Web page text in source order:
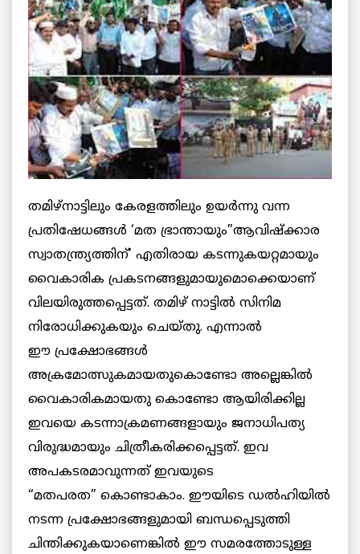
തമിഴ്നാട്ടിലും കേരളത്തിലും ഉയര്‍ന്നു വന്ന
പ്രതിഷേധങ്ങള്‍ ‘മത ഭ്രാന്തായും”ആവിഷ്ക്കാര
സ്വാതന്ത്ര്യത്തിന്’ എതിരായ കടന്നുകയറ്റമായും
വൈകാരിക പ്രകടനങ്ങളുമായുമൊക്കെയാണ്
വിലയിരുത്തപ്പെട്ടത്‌. തമിഴ് നാട്ടില്‍ സിനിമ
നിരോധിക്കുകയും ചെയ്തു. എന്നാല്‍
ഈ പ്രക്ഷോഭങ്ങള്‍
അക്രമോത്സുകമായതുകൊണ്ടോ അല്ലെങ്കില്‍
വൈകാരികമായതു കൊണ്ടോ ആയിരിക്കില്ല
ഇവയെ കടന്നാക്രമണങ്ങളായും ജനാധിപത്യ
വിരുദ്ധമായും ചിത്രീകരിക്കപ്പെട്ടത്. ഇവ
അപകടരമാവുന്നത് ഇവയുടെ
“മതപരത” കൊണ്ടാകാം. ഈയിടെ ഡല്‍ഹിയില്‍
നടന്ന പ്രക്ഷോഭങ്ങളുമായി ബന്ധപ്പെടുത്തി
ചിന്തിക്കുകയാണെങ്കില്‍ ഈ സമരത്തോടുള്ള